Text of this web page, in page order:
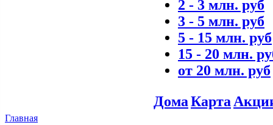
2 - 3 млн. руб
3 - 5 млн. руб
5 - 15 млн. руб
15 - 20 млн.
от 20 млн. руб
ДомаКарта
Главная